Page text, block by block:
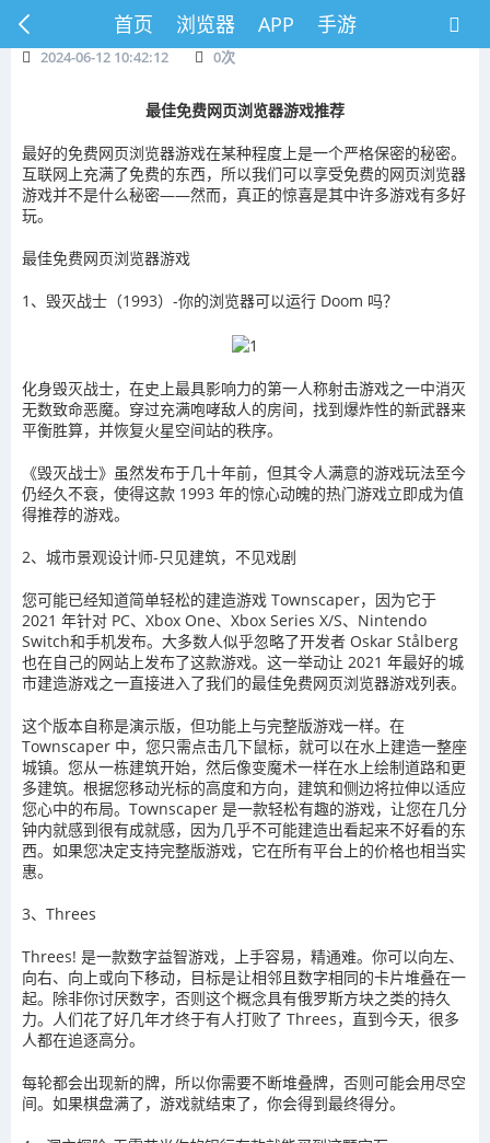
首页 浏览器 APP 手游
2024-06-12 10:42:12 0次
最佳免费网页浏览器游戏推荐
最好的免费网页浏览器游戏在某种程度上是一个严格保密的秘密。
互联网上充满了免费的东西，所以我们可以享受免费的网页浏览器
游戏并不是什么秘密——然而，真正的惊喜是其中许多游戏有多好
玩。
最佳免费网页浏览器游戏
1、毁灭战士（1993）-你的浏览器可以运行 Doom 吗？
化身毁灭战士，在史上最具影响力的第一人称射击游戏之一中消灭
无数致命恶魔。穿过充满咆哮敌人的房间，找到爆炸性的新武器来
平衡胜算，并恢复火星空间站的秩序。
《毁灭战士》虽然发布于几十年前，但其令人满意的游戏玩法至今
仍经久不衰，使得这款 1993 年的惊心动魄的热门游戏立即成为值
得推荐的游戏。
2、城市景观设计师-只见建筑，不见戏剧
您可能已经知道简单轻松的建造游戏 Townscaper，因为它于
2021 年针对 PC、Xbox One、Xbox Series X/S、Nintendo
Switch和手机发布。大多数人似乎忽略了开发者 Oskar Stålberg
也在自己的网站上发布了这款游戏。这一举动让 2021 年最好的城
市建造游戏之一直接进入了我们的最佳免费网页浏览器游戏列表。
这个版本自称是演示版，但功能上与完整版游戏一样。在
Townscaper 中，您只需点击几下鼠标，就可以在水上建造一整座
城镇。您从一栋建筑开始，然后像变魔术一样在水上绘制道路和更
多建筑。根据您移动光标的高度和方向，建筑和侧边将拉伸以适应
您心中的布局。Townscaper 是一款轻松有趣的游戏，让您在几分
钟内就感到很有成就感，因为几乎不可能建造出看起来不好看的东
西。如果您决定支持完整版游戏，它在所有平台上的价格也相当实
惠。
3、Threes
Threes! 是一款数字益智游戏，上手容易，精通难。你可以向左、
向右、向上或向下移动，目标是让相邻且数字相同的卡片堆叠在一
起。除非你讨厌数字，否则这个概念具有俄罗斯方块之类的持久
力。人们花了好几年才终于有人打败了 Threes，直到今天，很多
人都在追逐高分。
每轮都会出现新的牌，所以你需要不断堆叠牌，否则可能会用尽空
间。如果棋盘满了，游戏就结束了，你会得到最终得分。